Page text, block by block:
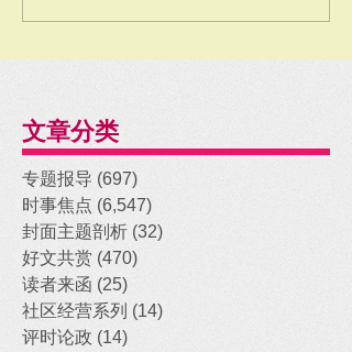
文章分类
专题报导 (697)
时事焦点 (6,547)
封面主题剖析 (32)
好文共赏 (470)
读者来函 (25)
社区经营系列 (14)
评时论政 (14)